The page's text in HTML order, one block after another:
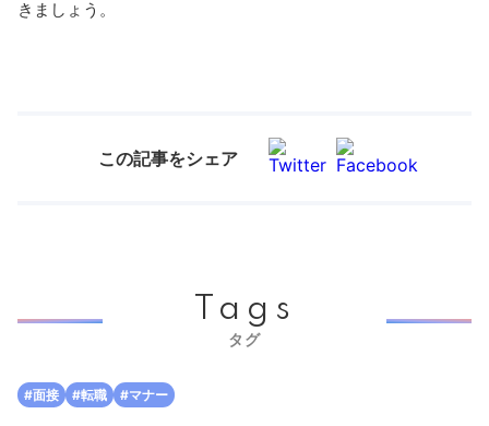
きましょう。
この記事をシェア
Tags
タグ
#面接 #転職 #マナー